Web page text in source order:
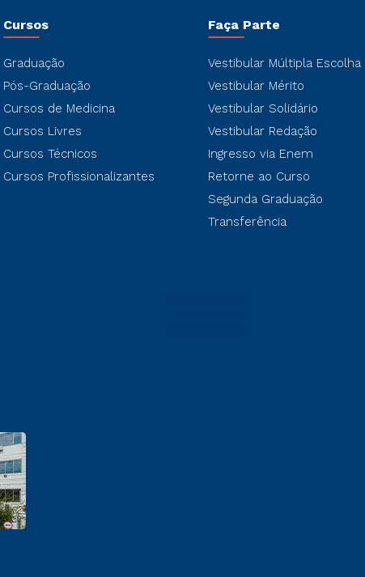
Cursos
Graduação
Pós-Graduação
Cursos de Medicina
Cursos Livres
Cursos Técnicos
Cursos Profissionalizantes
Faça Parte
Vestibular Múltipla Escolha
Vestibular Mérito
Vestibular Solidário
Vestibular Redação
Ingresso via Enem
Retorne ao Curso
Segunda Graduação
Transferência